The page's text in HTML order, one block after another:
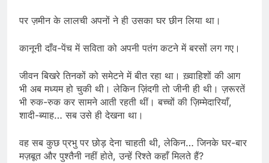
पर ज़मीन के लालची अपनों ने ही उसका घर छीन लिया था।
कानूनी दाँव-पेंच में सविता को अपनी पतंग कटने में बरसों लग गए।
जीवन बिखरे तिनकों को समेटने में बीत रहा था। ख़्वाहिशों की आग
भी अब मध्यम हो चुकी थी। लेकिन ज़िंदगी तो जीनी ही थी। ज़रूरतें
भी रुक-रुक कर सामने आती रहती थीं। बच्चों की ज़िम्मेदारियाँ,
शादी-ब्याह… सब उसे ही देखना था।
वह सब कुछ प्रभु पर छोड़ देना चाहती थी, लेकिन… जिनके घर-बार
मज़बूत और पुश्तैनी नहीं होते, उन्हें रिश्ते कहाँ मिलते हैं?